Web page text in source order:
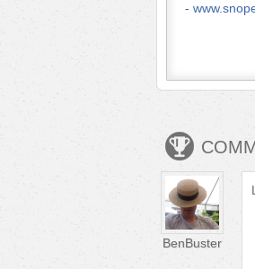
BenBuster